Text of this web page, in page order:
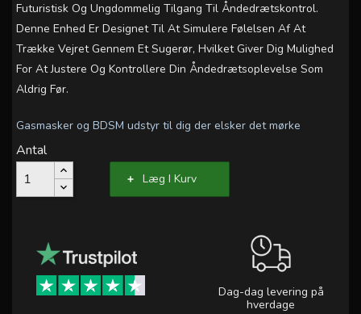
Futuristisk Og Ungdommelig Tilgang Til Åndedrætskontrol.
Denne Enhed Er Designet Til At Simulere Følelsen Af At
Trække Vejret Gennem Et Sugerør, Hvilket Giver Dig Mulighed
For At Justere Og Kontrollere Din Åndedrætsoplevelse Som
Aldrig Før.
Gasmasker og BDSM udstyr til dig der elsker det mørke
Antal
Læg I Kurv
Dag-dag levering på
hverdage